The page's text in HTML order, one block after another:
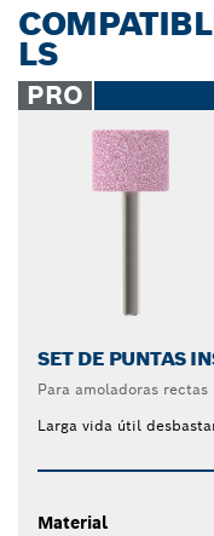
LS
PRO
SET DE PUNTAS
Para amoladoras rectas
Larga vida útil
Material